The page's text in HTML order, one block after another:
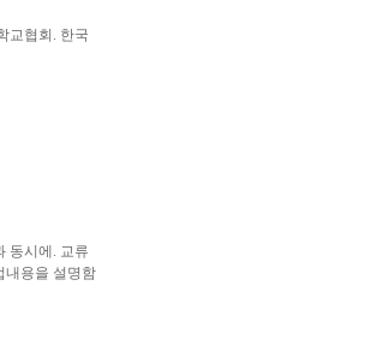
교협회. 한국
동시에. 교류
내용을 설명함